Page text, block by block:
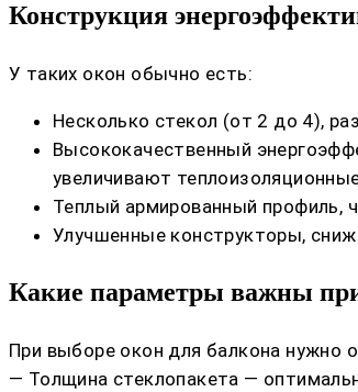
Конструкция
У таких окон обычно есть:
Несколько стекол (от 2 до 4),
Высококачественный
увеличивают
Теплый армированный профиль,
Улучшенные конструкторы,
Какие параметры важны
При выборе окон для балкона нужно
— Толщина стеклопакета —